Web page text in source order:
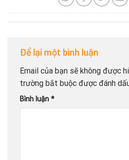
Để lại một bình luận
Email của bạn sẽ không được
trường bắt buộc được đánh
Bình luận *